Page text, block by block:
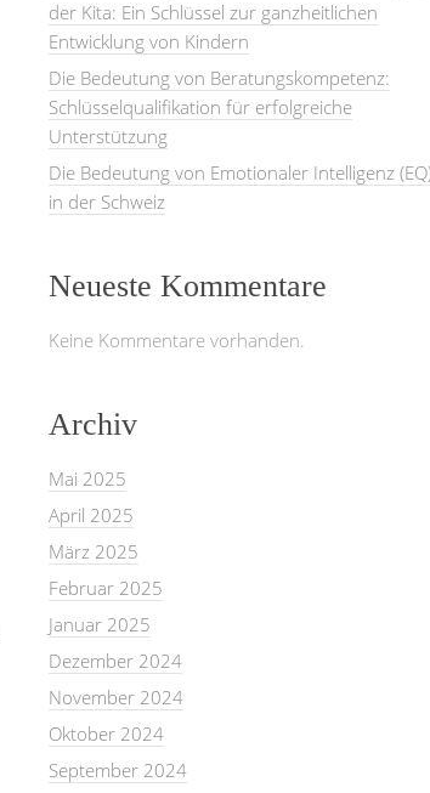
der Kita: Ein Schlüssel zur ganzheitlichen
Entwicklung von Kindern
Die Bedeutung von Beratungskompetenz:
Schlüsselqualifikation für erfolgreiche
Unterstützung
Die Bedeutung von Emotionaler Intelligenz
in der Schweiz
Neueste Kommentare
Keine Kommentare vorhanden.
Archiv
Mai 2025
April 2025
März 2025
Februar 2025
Januar 2025
Dezember 2024
November 2024
Oktober 2024
September 2024